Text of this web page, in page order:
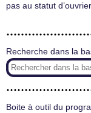
pas au statut
Recherche dans la
Boite à outil du